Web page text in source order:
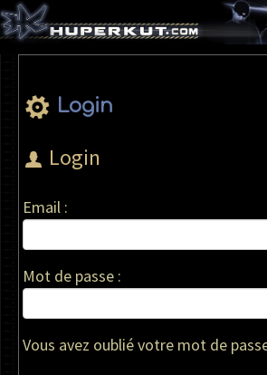
Login
Login
Email :
Mot de passe :
Vous avez oublié votre mot de